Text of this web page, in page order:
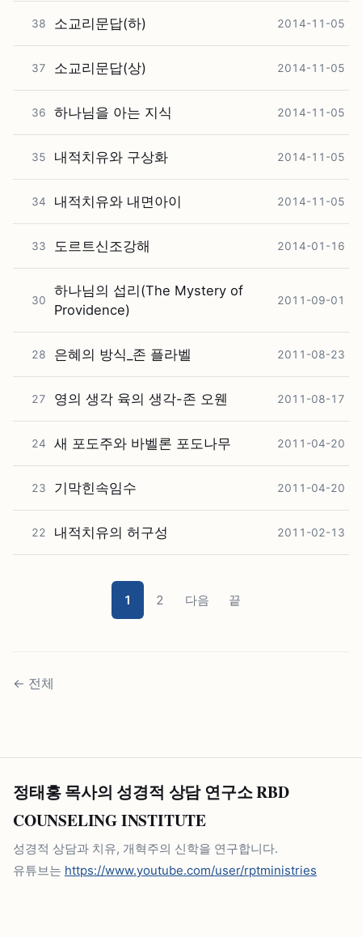
38 소교리문답(하) 2014-11-05
37 소교리문답(상) 2014-11-05
36 하나님을 아는 지식 2014-11-05
35 내적치유와 구상화 2014-11-05
34 내적치유와 내면아이 2014-11-05
33 도르트신조강해 2014-01-16
30
하나님의 섭리(The Mystery of
Providence)
2011-09-01
28 은혜의 방식_존 플라벨 2011-08-23
27 영의 생각 육의 생각-존 오웬 2011-08-17
24 새 포도주와 바벨론 포도나무 2011-04-20
23 기막힌속임수 2011-04-20
22 내적치유의 허구성 2011-02-13
1 2 다음 끝
← 전체
정태홍 목사의 성경적 상담 연구소 RBD
COUNSELING INSTITUTE
성경적 상담과 치유, 개혁주의 신학을 연구합니다.
유튜브는 https://www.youtube.com/user/rptministries